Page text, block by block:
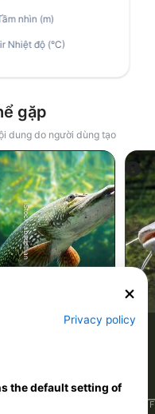
gặp
dung do người dùng tạo
iStock-abadonian
F
Privacy policy
the default setting of